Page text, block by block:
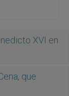
XVI en
que